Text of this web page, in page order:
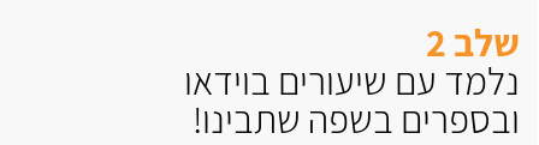
שלב 2
נלמד עם שיעורים בוידאו
ובספרים בשפה שתבינו!